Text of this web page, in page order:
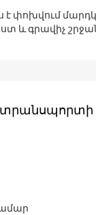
է փոխվում
և գրավիչ
տրանսպորտի